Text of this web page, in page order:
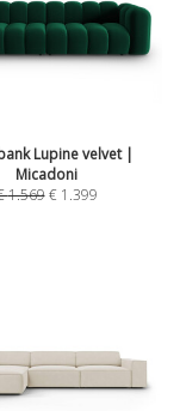
Lupine velvet |
Micadoni
1.569 € 1.399